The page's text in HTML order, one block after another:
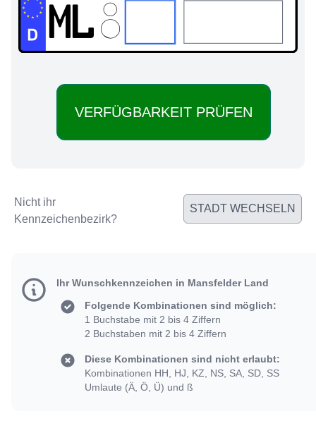
ML:
Nicht ihr
Kennzeichenbezirk?
STADT WECHSELN
Ihr Wunschkennzeichen in Mansfelder Land
Folgende Kombinationen sind möglich:
1 Buchstabe mit 2 bis 4 Ziffern
2 Buchstaben mit 2 bis 4 Ziffern
Diese Kombinationen sind nicht erlaubt:
Kombinationen HH, HJ, KZ, NS, SA, SD, SS
Umlaute (Ä, Ö, Ü) und ß